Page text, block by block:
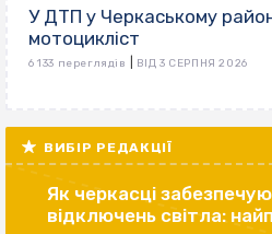
У ДТП у Черкаському
мотоцикліст
6 133 переглядів ВІД 3 СЕРПНЯ 2026
ВИБІР РЕДАКЦІЇ
Як черкасці
відключень світла: